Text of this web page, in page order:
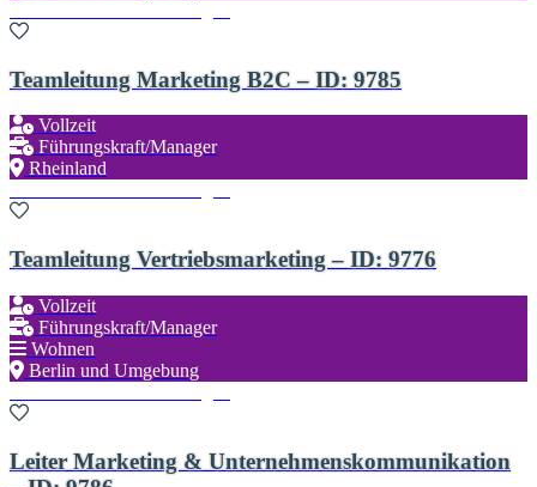
Teamleitung Marketing B2C – ID: 9785
Vollzeit
Führungskraft/Manager
Rheinland
Teamleitung Vertriebsmarketing – ID: 9776
Vollzeit
Führungskraft/Manager
Wohnen
Berlin und Umgebung
Leiter Marketing & Unternehmenskommunikation